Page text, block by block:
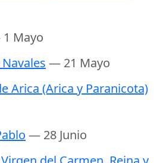
Mayo
— 21 Mayo
Arica (Arica y Paranicota)
— 28 Junio